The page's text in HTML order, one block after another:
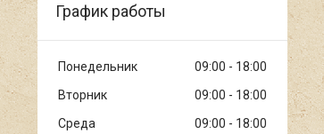
График работы
Понедельник 09:00
18:00
Вторник
09:00
18:00
Среда
09:00
18:00